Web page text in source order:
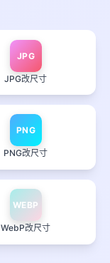
JPG
JPG改尺寸
PNG
PNG改尺寸
WEBP
WebP改尺寸